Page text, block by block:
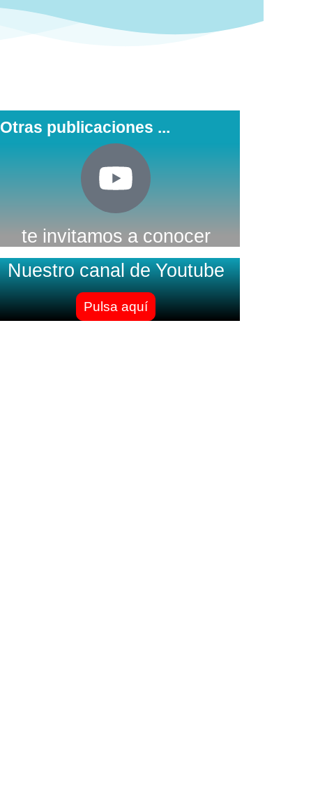
Otras publicaciones ...
te invitamos a conocer
Nuestro canal de Youtube
Pulsa aquí